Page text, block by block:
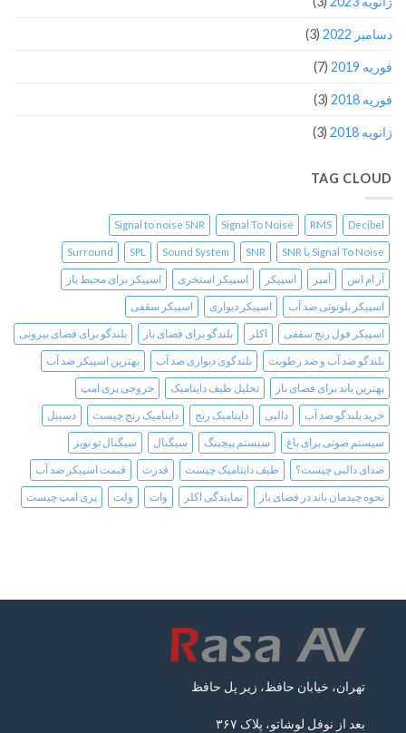
دسامبر 2022 (3)
فوریه 2019 (7)
فوریه 2018 (3)
ژانویه 2018 (3)
TAG CLOUD
Decibel
RMS
Signal To Noise
Signal to noise SNR
Signal To Noise یا SNR SNR
Sound System
SPL
Surround
آر ام اس آمپر اسپیکر اسپیکر استخری اسپیکر برای محیط باز
اسپیکر بلوتوثی ضد آب اسپیکر دیواری اسپیکر سقفی
اسپیکر فول رنج سقفی اکلر بلندگو برای فضای باز بلندگو برای فضای بیرونی
بلندگو ضد آب و ضد رطوبت بلندگوی دیواری ضد آب بهترین اسپیکر ضد آب
بهترین باند برای فضای باز تحلیل طیف داینامیک خروجی پری امپ
خرید بلندگو ضد آب دالبی داینامیک رنج داینامیک رنج چیست دسیبل
سیستم صوتی برای باغ سیستم پیجینگ سیگنال سیگنال تو نویز
صدای دالبی چیست؟ طیف داینامیک چیست قدرت قیمت اسپیکر ضد آب
نحوه چیدمان باند در فضای باز نمایندگی اکلر وات ولت پری امپ چیست
تهران، خیابان حافظ، زیر پل حافظ
بعد از نوفل لوشاتو، پلاک ۳۶۷